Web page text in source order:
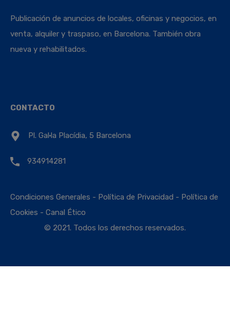
Publicación de anuncios de locales, oficinas y negocios, en
venta, alquiler y traspaso, en Barcelona. También obra
nueva y rehabilitados.
CONTACTO
Pl. Gal·la Placídia, 5 Barcelona
934914281
Condiciones Generales - Política de Privacidad - Política de
Cookies - Canal Ético
© 2021. Todos los derechos reservados.